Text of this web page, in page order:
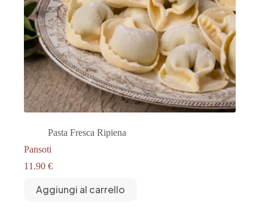
Pasta Fresca Ripiena
Pansoti
11.90 €
Aggiungi al carrello